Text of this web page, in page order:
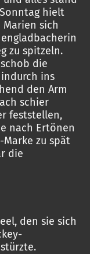
hielt
sich
zu spitzeln.
die
ins
den Arm
schier
feststellen,
nach Ertönen
zu spät
die
den sie sich